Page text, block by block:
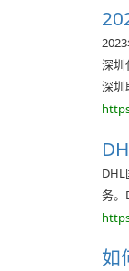
深圳
深圳
务。
如